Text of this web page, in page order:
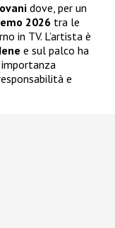
dove, per un
2026 tra le
in TV. L’artista è
e sul palco ha
e